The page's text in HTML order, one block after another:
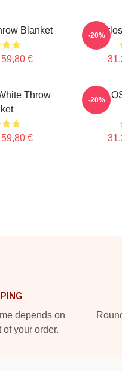
Blanket
€
-20%
Throw
€
-20%
depends on
your order.